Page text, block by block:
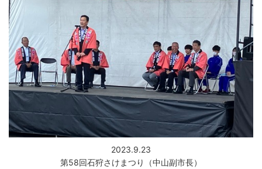
2023.9.23
第58回石狩さけまつり（中山副市長）